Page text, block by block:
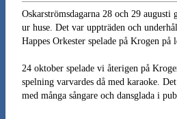
Oskarströmsdagarna 28 och 29 augusti
ur huse. Det var uppträden och
Happes Orkester spelade på Krogen på
24 oktober spelade vi återigen på
spelning varvardes då med karaoke.
med många sångare och dansglada i